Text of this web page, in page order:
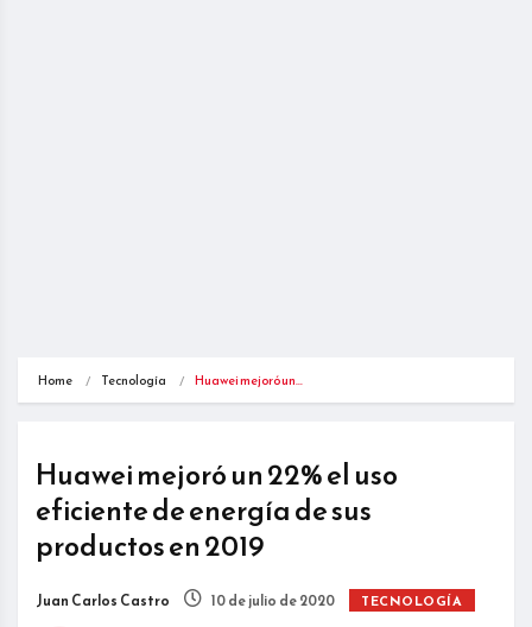
Home Tecnología Huawei mejoró un…
Huawei mejoró un 22% el uso
eficiente de energía de sus
productos en 2019
Juan Carlos Castro 10 de julio de 2020 TECNOLOGÍA